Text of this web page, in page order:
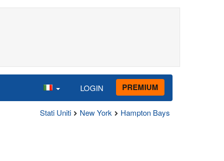
LOGIN PREMIUM
Stati Uniti New York Hampton Bays